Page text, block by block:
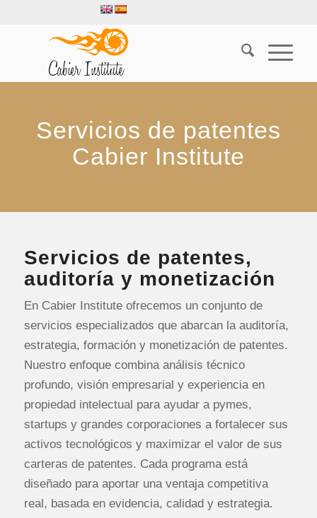
Servicios de patentes
Cabier Institute
Servicios de patentes,
auditoría y monetización
En Cabier Institute ofrecemos un conjunto de
servicios especializados que abarcan la auditoría,
estrategia, formación y monetización de patentes.
Nuestro enfoque combina análisis técnico
profundo, visión empresarial y experiencia en
propiedad intelectual para ayudar a pymes,
startups y grandes corporaciones a fortalecer sus
activos tecnológicos y maximizar el valor de sus
carteras de patentes. Cada programa está
diseñado para aportar una ventaja competitiva
real, basada en evidencia, calidad y estrategia.